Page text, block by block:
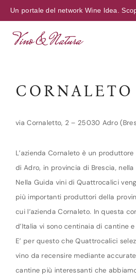
Un portale del network Wine Idea.
CORNALETO
via Cornaletto, 2 – 25030 Adro
L’azienda Cornaleto è un
di Adro, in provincia di Brescia,
Nella Guida vini di Quattrocalici
più importanti produttori della
cui l’azienda Cornaleto. In questa
d’Italia vi sono centinaia di cantine
E’ per questo che Quattrocalici
vino da recensire mediante
cantine più interessanti che